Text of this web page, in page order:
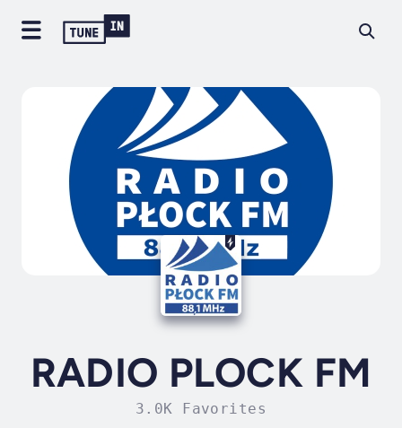
RADIO PLOCK FM
3.0K Favorites